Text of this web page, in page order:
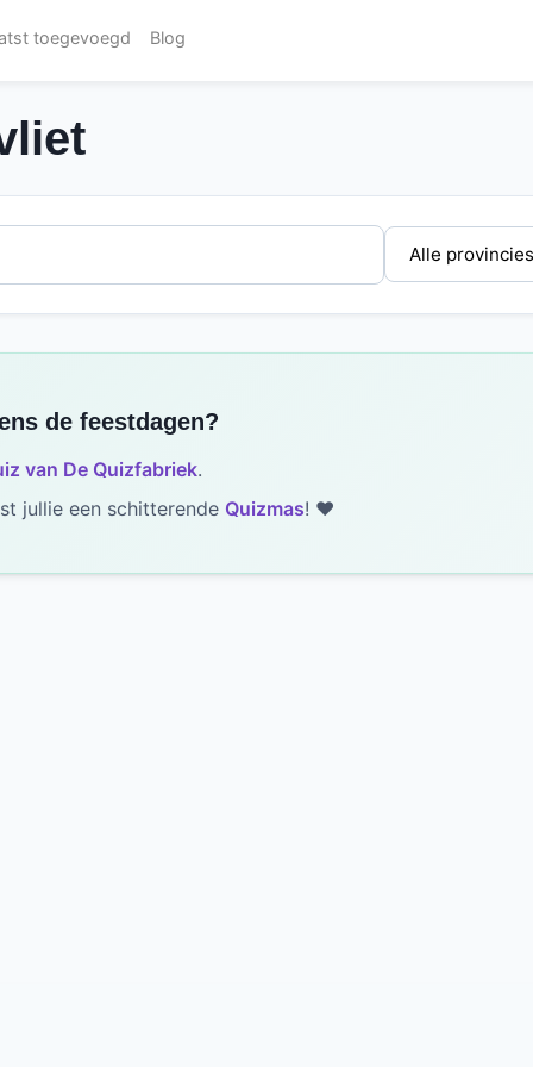
toegevoegd Blog
de feestdagen?
van De Quizfabriek.
jullie een schitterende Quizmas! ❤️